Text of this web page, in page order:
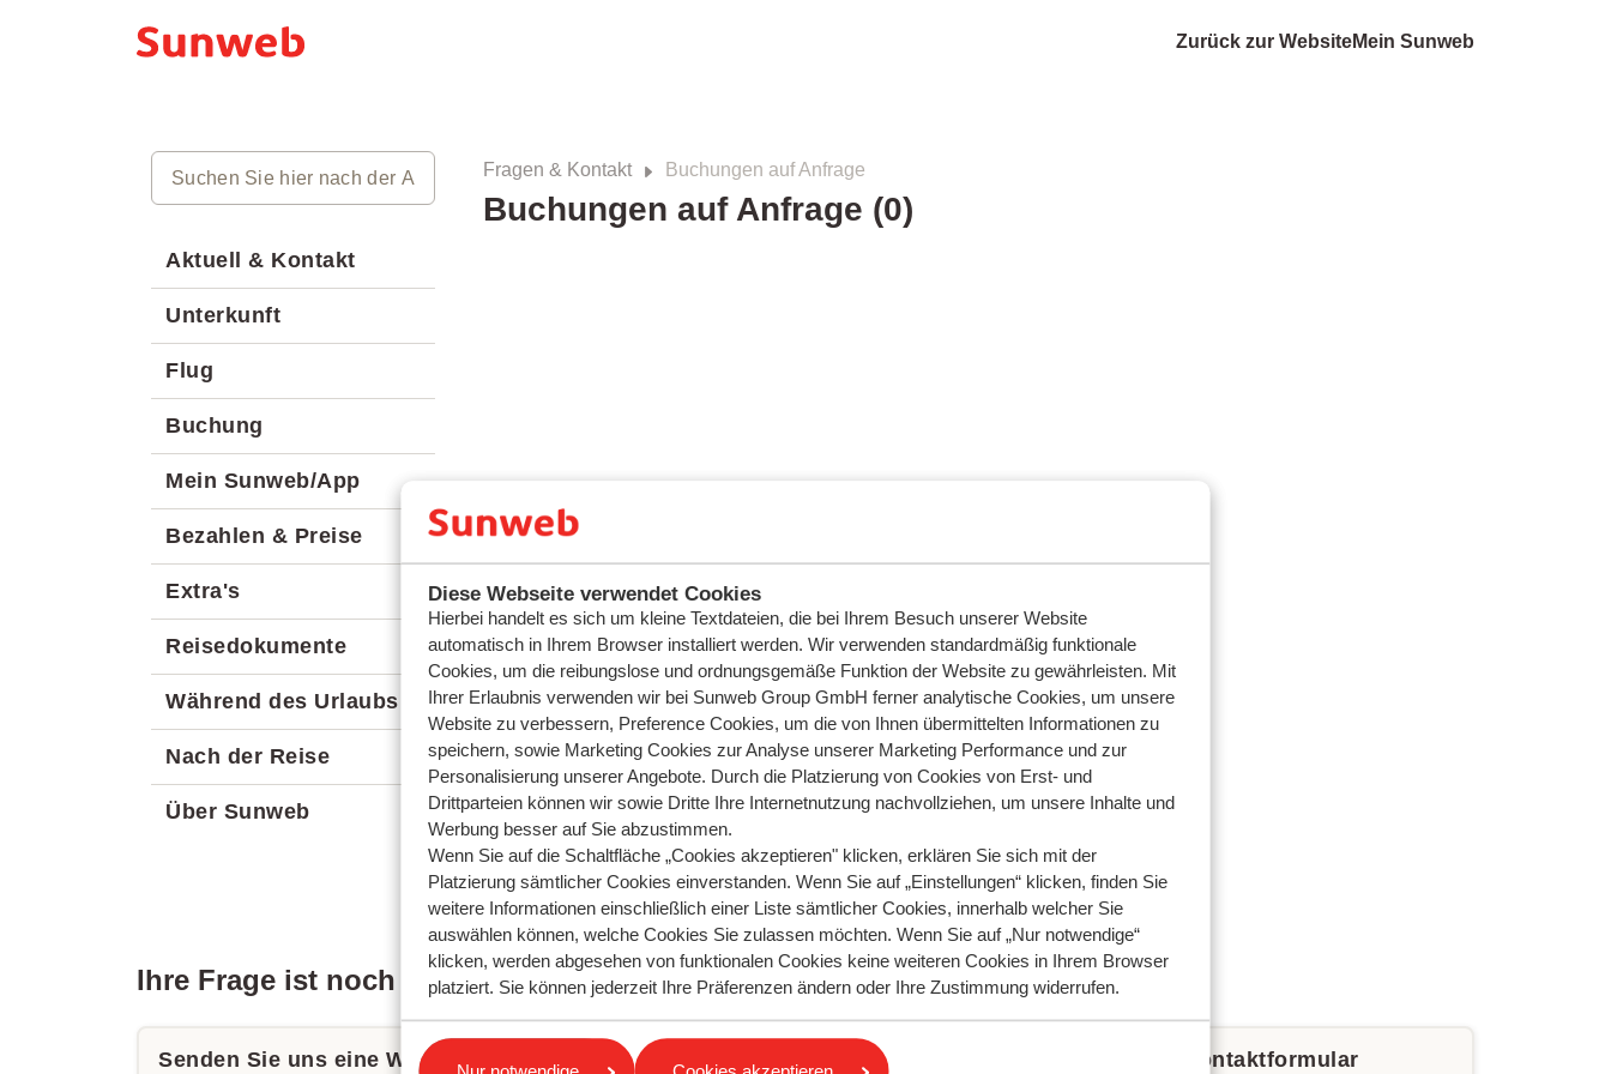
Diese Webseite verwendet Cookies
Hierbei handelt es sich um kleine Textdateien, die bei Ihrem Besuch unserer Website
automatisch in Ihrem Browser installiert werden. Wir verwenden standardmäßig funktionale
Cookies, um die reibungslose und ordnungsgemäße Funktion der Website zu gewährleisten. Mit
Ihrer Erlaubnis verwenden wir bei Sunweb Group GmbH ferner analytische Cookies, um unsere
Website zu verbessern, Preference Cookies, um die von Ihnen übermittelten Informationen zu
speichern, sowie Marketing Cookies zur Analyse unserer Marketing Performance und zur
Personalisierung unserer Angebote. Durch die Platzierung von Cookies von Erst- und
Drittparteien können wir sowie Dritte Ihre Internetnutzung nachvollziehen, um unsere Inhalte und
Werbung besser auf Sie abzustimmen.
Wenn Sie auf die Schaltfläche „Cookies akzeptieren" klicken, erklären Sie sich mit der
Platzierung sämtlicher Cookies einverstanden. Wenn Sie auf „Einstellungen“ klicken, finden Sie
weitere Informationen einschließlich einer Liste sämtlicher Cookies, innerhalb welcher Sie
auswählen können, welche Cookies Sie zulassen möchten. Wenn Sie auf „Nur notwendige“
klicken, werden abgesehen von funktionalen Cookies keine weiteren Cookies in Ihrem Browser
platziert. Sie können jederzeit Ihre Präferenzen ändern oder Ihre Zustimmung widerrufen.
Zurück zur WebsiteMein Sunweb
Aktuell & Kontakt
Unterkunft
Flug
Buchung
Mein Sunweb/App
Bezahlen & Preise
Extra's
Reisedokumente
Während des Urlaubs
Nach der Reise
Über Sunweb
Fragen & Kontakt Buchungen auf Anfrage
Buchungen auf Anfrage (0)
Ihre Frage ist noch nicht beantwortet?
Senden Sie uns eine WhatsApp oder rufen Sie uns an! Stellen Sie Ihre Frage über das Kontaktformular